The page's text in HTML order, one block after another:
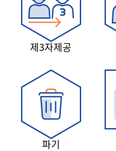
제3자제공
파기